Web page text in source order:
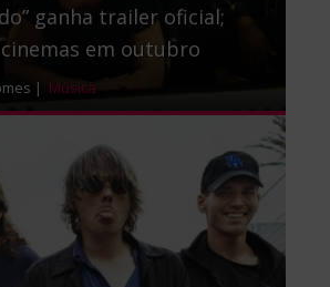
ganha trailer oficial;
em outubro
| Música